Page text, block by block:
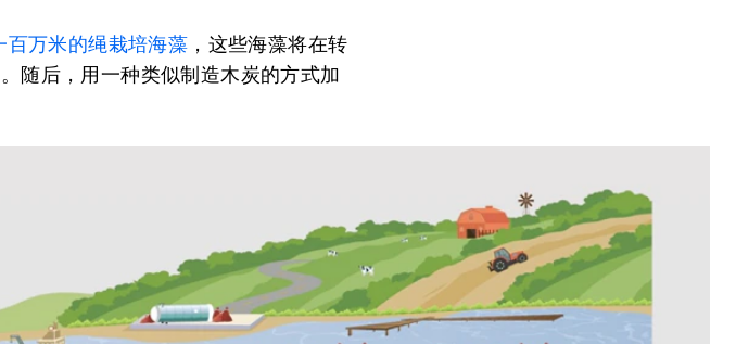
百万米的绳栽培海藻 ，这些海藻将在转
随后，用一种类似制造木炭的方式加